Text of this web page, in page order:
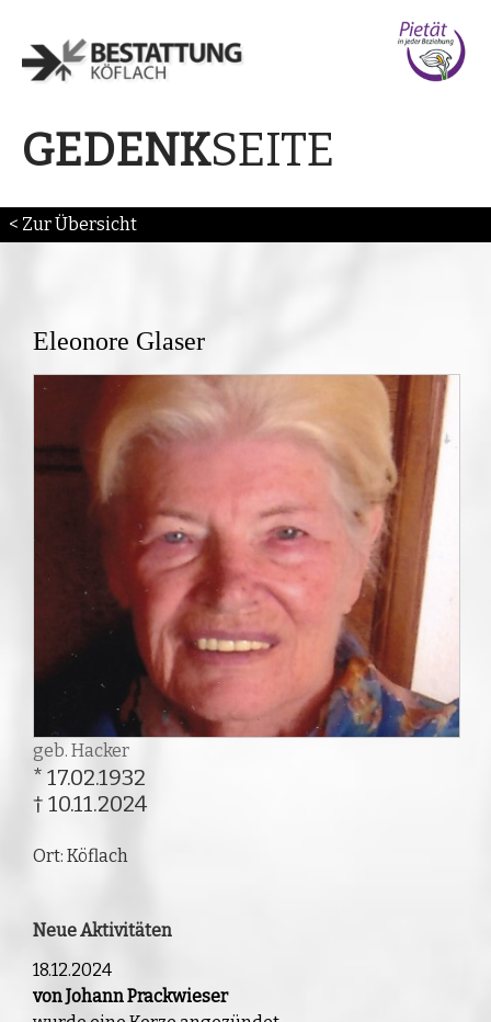
GEDENKSEITE
< Zur Übersicht
Eleonore Glaser
geb. Hacker
* 17.02.1932
† 10.11.2024
Ort: Köflach
Neue Aktivitäten
18.12.2024
von Johann Prackwieser